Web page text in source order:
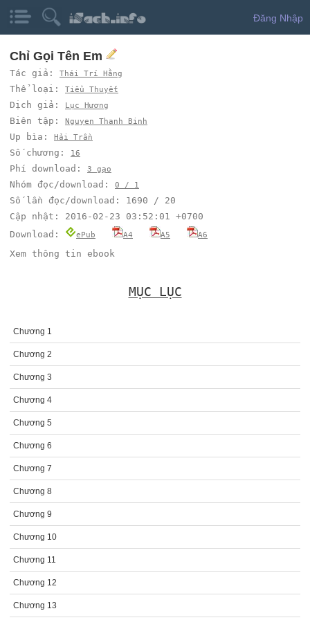
Đăng Nhập
Chỉ Gọi Tên Em
Tác giả: Thái Trí Hằng
Thể loại: Tiểu Thuyết
Dịch giả: Lục Hương
Biên tập: Nguyen Thanh Binh
Up bìa: Hải Trần
Số chương: 16
Phí download: 3 gạo
Nhóm đọc/download: 0 / 1
Số lần đọc/download: 1690 / 20
Cập nhật: 2016-02-23 03:52:01 +0700
Download:
ePub A4 A5 A6
Xem thông tin ebook
MỤC LỤC
Chương 1
Chương 2
Chương 3
Chương 4
Chương 5
Chương 6
Chương 7
Chương 8
Chương 9
Chương 10
Chương 11
Chương 12
Chương 13